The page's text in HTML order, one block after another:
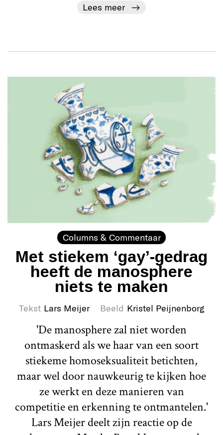
Lees meer
Columns & Commentaar
Met stiekem ‘gay’-gedrag
heeft de manosphere
niets te maken
Tekst Lars Meijer Beeld Kristel Peijnenborg
'De manosphere zal niet worden
ontmaskerd als we haar van een soort
stiekeme homoseksualiteit betichten,
maar wel door nauwkeurig te kijken hoe
ze werkt en deze manieren van
competitie en erkenning te ontmantelen.'
Lars Meijer deelt zijn reactie op de